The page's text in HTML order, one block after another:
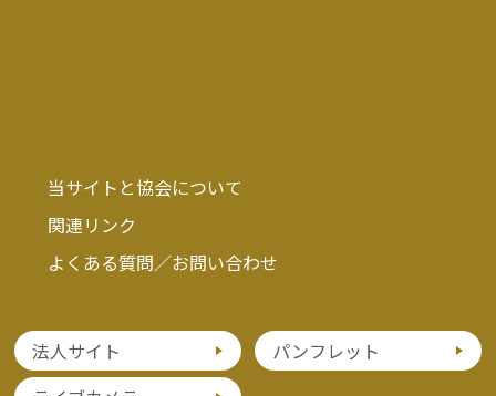
当サイトと協会について
関連リンク
よくある質問／お問い合わせ
法人サイト
パンフレット